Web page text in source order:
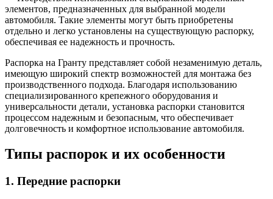
элементов, предназначенных для выбранной модели
автомобиля. Такие элементы могут быть приобретены
отдельно и легко установлены на существующую распорку,
обеспечивая ее надежность и прочность.
Распорка на Гранту представляет собой незаменимую деталь,
имеющую широкий спектр возможностей для монтажа без
производственного подхода. Благодаря использованию
специализированного крепежного оборудования и
универсальности детали, установка распорки становится
процессом надежным и безопасным, что обеспечивает
долговечность и комфортное использование автомобиля.
Типы распорок и их особенности
1. Передние распорки